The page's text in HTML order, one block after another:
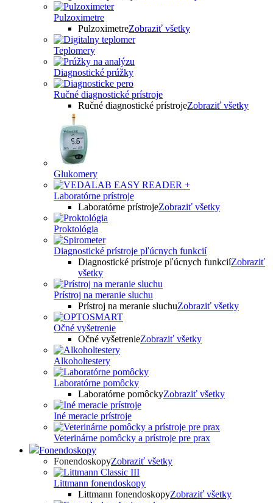
Pulzoximetre
PulzoximetreZobraziť všetky
Teplomery
Diagnostické prúžky
Ručné diagnostické prístroje
Ručné diagnostické prístrojeZobraziť všetky
Glukomery
Laboratórne prístroje
Laboratórne prístrojeZobraziť všetky
Proktológia
Diagnostické prístroje pľúcnych funkcií
Diagnostické prístroje pľúcnych funkciíZobraziť
všetky
Prístroj na meranie sluchu
Prístroj na meranie sluchuZobraziť všetky
Očné vyšetrenie
Očné vyšetrenieZobraziť všetky
Alkoholtestery
Laboratórne pomôcky
Laboratórne pomôckyZobraziť všetky
Iné meracie prístroje
Veterinárne pomôcky a prístroje pre prax
Fonendoskopy
FonendoskopyZobraziť všetky
Littmann fonendoskopy
Littmann fonendoskopyZobraziť všetky